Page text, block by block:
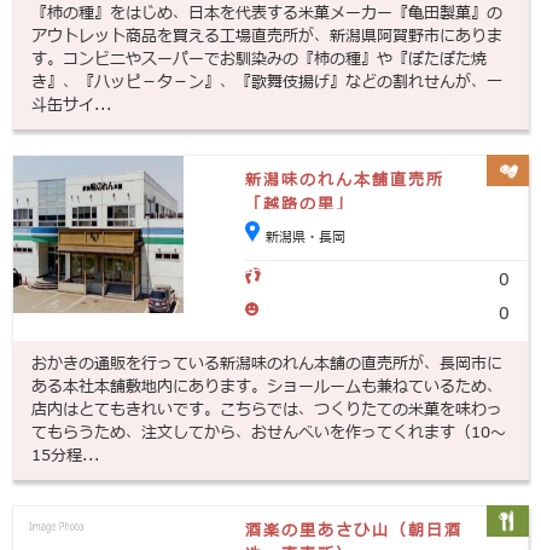
『柿の種』をはじめ、日本を代表する米菓メーカー『亀田製菓』の
アウトレット商品を買える工場直売所が、新潟県阿賀野市にありま
す。コンビニやスーパーでお馴染みの『柿の種』や『ぽたぽた焼
き』、『ハッピ－タ－ン』、『歌舞伎揚げ』などの割れせんが、一
斗缶サイ...
新潟味のれん本舗直売所
「越路の里」
新潟県・長岡
0
0
おかきの通販を行っている新潟味のれん本舗の直売所が、長岡市に
ある本社本舗敷地内にあります。ショールームも兼ねているため、
店内はとてもきれいです。こちらでは、つくりたての米菓を味わっ
てもらうため、注文してから、おせんべいを作ってくれます（10～
15分程...
酒楽の里あさひ山（朝日酒